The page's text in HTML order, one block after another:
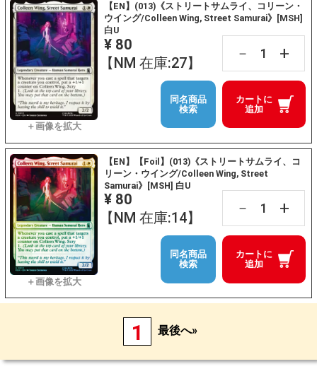
【EN】(013)《ストリートサムライ、コリーン・
ウイング/Colleen Wing, Street Samurai》[MSH]
白U
¥ 80
【NM 在庫:27】
－ +
カートに
追加
同名商品
検索
【EN】【Foil】(013)《ストリートサムライ、コ
リーン・ウイング/Colleen Wing, Street
Samurai》[MSH] 白U
¥ 80
【NM 在庫:14】
－ +
カートに
追加
同名商品
検索
1 最後へ»